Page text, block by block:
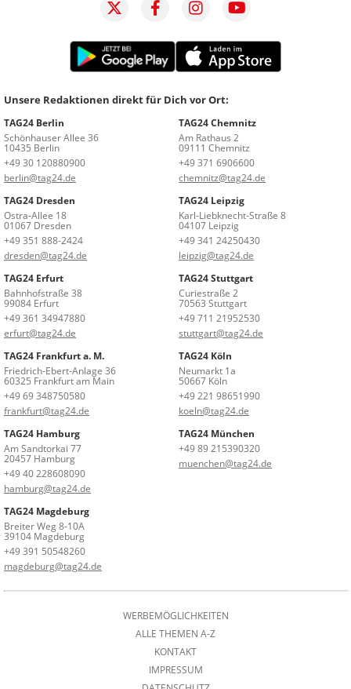
Unsere Redaktionen direkt für Dich vor Ort:
TAG24 Berlin
Schönhauser Allee 36
10435 Berlin
+49 30 120880900
berlin@tag24.de
TAG24 Chemnitz
Am Rathaus 2
09111 Chemnitz
+49 371 6906600
chemnitz@tag24.de
TAG24 Dresden
Ostra-Allee 18
01067 Dresden
+49 351 888-2424
dresden@tag24.de
TAG24 Leipzig
Karl-Liebknecht-Straße 8
04107 Leipzig
+49 341 24250430
leipzig@tag24.de
TAG24 Erfurt
Bahnhofstraße 38
99084 Erfurt
+49 361 34947880
erfurt@tag24.de
TAG24 Stuttgart
Curiestraße 2
70563 Stuttgart
+49 711 21952530
stuttgart@tag24.de
TAG24 Frankfurt a. M.
Friedrich-Ebert-Anlage 36
60325 Frankfurt am Main
+49 69 348750580
frankfurt@tag24.de
TAG24 Köln
Neumarkt 1a
50667 Köln
+49 221 98651990
koeln@tag24.de
TAG24 Hamburg
Am Sandtorkai 77
20457 Hamburg
+49 40 228608090
hamburg@tag24.de
TAG24 München
+49 89 215390320
muenchen@tag24.de
TAG24 Magdeburg
Breiter Weg 8-10A
39104 Magdeburg
+49 391 50548260
magdeburg@tag24.de
WERBEMÖGLICHKEITEN
ALLE THEMEN A-Z
KONTAKT
IMPRESSUM